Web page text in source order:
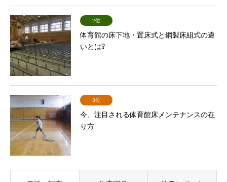
2位
体育館の床下地・置床式と鋼製床組式の違
いとは⁉
3位
今、注目される体育館床メンテナンスの在
り方